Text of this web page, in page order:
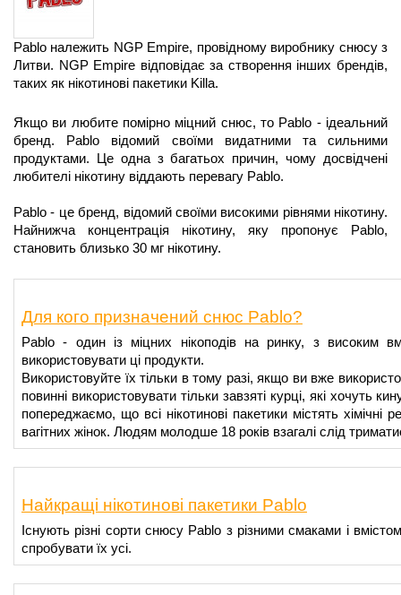
Pablo належить NGP Empire, провідному виробнику снюсу з
Литви. NGP Empire відповідає за створення інших брендів,
таких як нікотинові пакетики Killa.
Якщо ви любите помірно міцний снюс, то Pablo - ідеальний
бренд. Pablo відомий своїми видатними та сильними
продуктами. Це одна з багатьох причин, чому досвідчені
любителі нікотину віддають перевагу Pablo.
Pablo - це бренд, відомий своїми високими рівнями нікотину.
Найнижча концентрація нікотину, яку пропонує Pablo,
становить близько 30 мг нікотину.
Для кого призначений снюс Pablo?
Pablo - один із міцних нікоподів на ринку, з високим
використовувати ці продукти.
Використовуйте їх тільки в тому разі, якщо ви вже
повинні використовувати тільки завзяті курці, які хочуть
попереджаємо, що всі нікотинові пакетики містять
вагітних жінок. Людям молодше 18 років взагалі слід
Найкращі нікотинові пакетики Pablo
Існують різні сорти снюсу Pablo з різними смаками і
спробувати їх усі.